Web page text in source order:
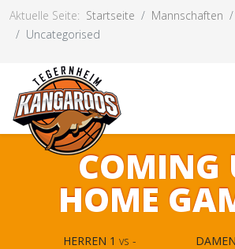
Aktuelle Seite: Startseite Mannschaften
Uncategorised
COMING
HOME
HERREN 1 vs -
DAMEN